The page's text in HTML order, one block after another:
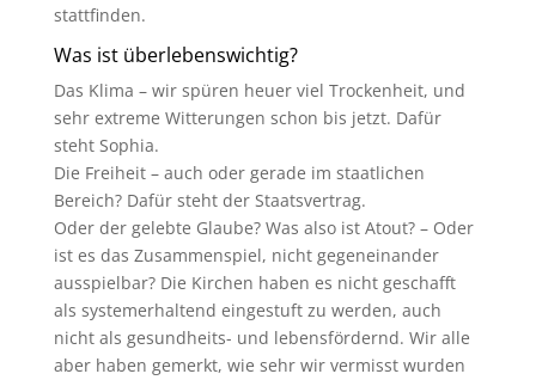
stattfinden.
Was ist überlebenswichtig?
Das Klima – wir spüren heuer viel Trockenheit, und
sehr extreme Witterungen schon bis jetzt. Dafür
steht Sophia.
Die Freiheit – auch oder gerade im staatlichen
Bereich? Dafür steht der Staatsvertrag.
Oder der gelebte Glaube? Was also ist Atout? – Oder
ist es das Zusammenspiel, nicht gegeneinander
ausspielbar? Die Kirchen haben es nicht geschafft
als systemerhaltend eingestuft zu werden, auch
nicht als gesundheits- und lebensfördernd. Wir alle
aber haben gemerkt, wie sehr wir vermisst wurden